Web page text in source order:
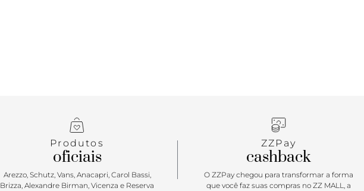
Produtos
oficiais
Arezzo, Schutz, Vans, Anacapri, Carol Bassi,
Brizza, Alexandre Birman, Vicenza e Reserva
ZZPay
cashback
O ZZPay chegou para transformar a forma
que você faz suas compras no ZZ MALL, a